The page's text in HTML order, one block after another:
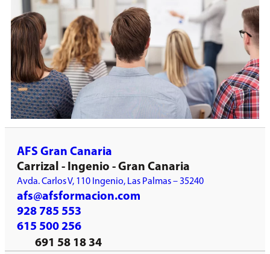
AFS Gran Canaria
Carrizal - Ingenio - Gran Canaria
Avda. Carlos V, 110 Ingenio, Las Palmas – 35240
afs@afsformacion.com
928 785 553
615 500 256
691 58 18 34